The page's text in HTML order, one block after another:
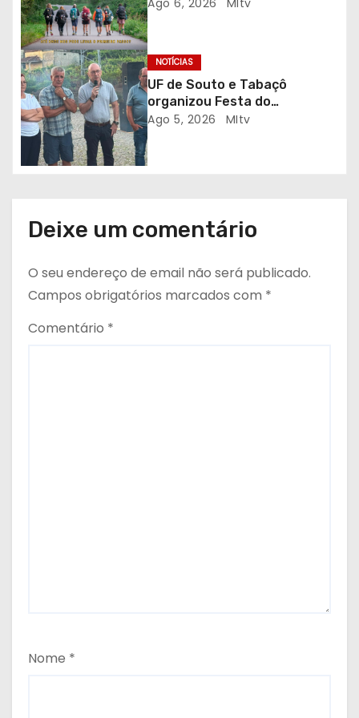
i
g
o
s
NOTÍCIAS
UF de Souto e Tabaçô
organizou Festa do
Emigrante
Ago 5, 2026 MItv
Deixe um comentário
O seu endereço de email não será publicado.
Campos obrigatórios marcados com *
Comentário *
Nome *